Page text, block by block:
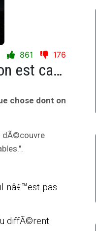
861 176
Le bonheur nous inonde quand on dÃ©couvre qu'on est capables de quelque chose dont on ne savait pas que nous Ã©tions capables.
chose dont on
dÃ©couvre
nâ€™est pas
diffÃ©rent